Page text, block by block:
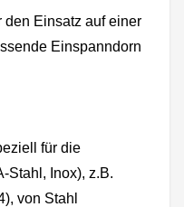
den Einsatz auf einer
Einspanndorn
für die
Stahl, Inox), z.B.
von Stahl